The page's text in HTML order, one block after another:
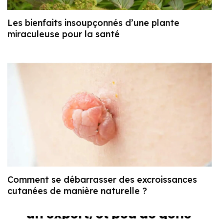
Les bienfaits insoupçonnés d’une plante
miraculeuse pour la santé
Comment se débarrasser des excroissances
cutanées de manière naturelle ?